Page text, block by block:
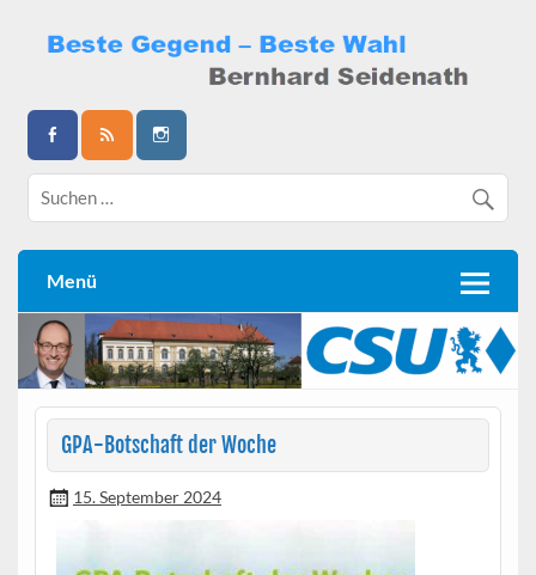
content
Bernhard Seidenath
Menü
GPA-Botschaft der Woche
15. September 2024